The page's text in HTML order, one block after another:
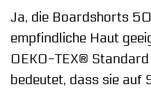
Ja, die Boardshorts
empfindliche Haut
OEKO-TEX®
bedeutet, dass sie auf